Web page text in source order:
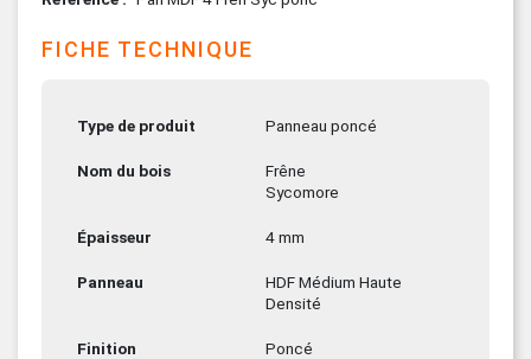
FICHE TECHNIQUE
Type de produit Panneau poncé
Nom du bois
Frêne
Sycomore
Épaisseur 4 mm
Panneau
HDF Médium Haute
Densité
Finition Poncé